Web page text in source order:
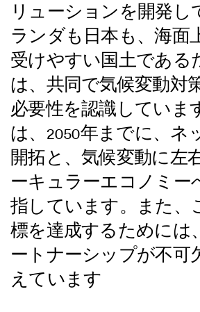
リューションを開発し
ランダも日本も、海面
受けやすい国土である
は、共同で気候変動対
必要性を認識していま
は、2050年までに、ネ
開拓と、気候変動に左
ーキュラーエコノミー
指しています。また、
標を達成するためには
ートナーシップが不可
えています